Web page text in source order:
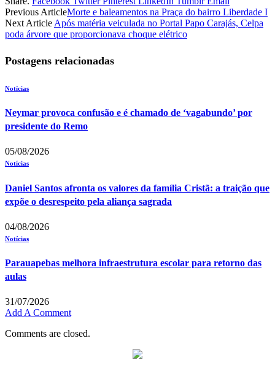
Previous ArticleMorte e baleamentos na Praça do bairro Liberdade I
Next Article Após matéria veiculada no Portal Papo Carajás, Celpa
poda árvore que proporcionava choque elétrico
Postagens relacionadas
Notícias
Neymar provoca confusão e é chamado de ‘vagabundo’ por
presidente do Remo
05/08/2026
Notícias
Daniel Santos afronta os valores da família Cristã: a traição que
expõe o desrespeito pela aliança sagrada
04/08/2026
Notícias
Parauapebas melhora infraestrutura escolar para retorno das
aulas
31/07/2026
Add A Comment
Comments are closed.